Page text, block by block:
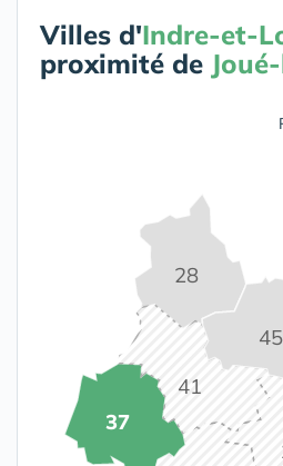
Villes d'Indre-et-
proximité de
28
37
41
45